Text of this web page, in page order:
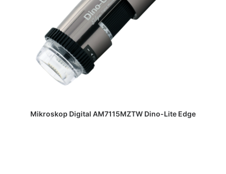
DAPATKAN PENAWARAN HARGA
Mikroskop Digital AM7115MZTW Dino-Lite Edge